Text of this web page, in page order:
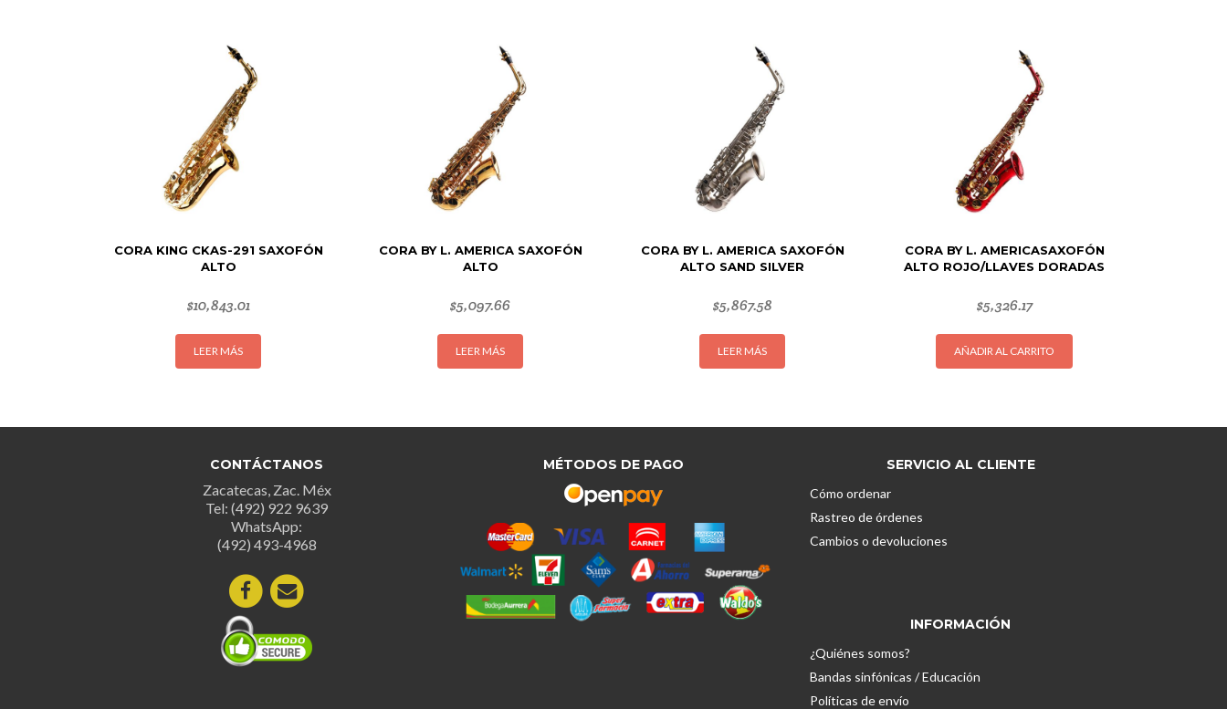
CORA KING CKAS-291 SAXOFÓN
ALTO
$10,843.01
LEER MÁS
CORA BY L. AMERICA SAXOFÓN
ALTO
$5,097.66
LEER MÁS
CORA BY L. AMERICA SAXOFÓN
ALTO SAND SILVER
$5,867.58
LEER MÁS
CORA BY L. AMERICASAXOFÓN
ALTO ROJO/LLAVES DORADAS
$5,326.17
AÑADIR AL CARRITO
CONTÁCTANOS
Zacatecas, Zac. Méx
Tel: (492) 922 9639
WhatsApp:
(492) 493-4968
MÉTODOS DE PAGO SERVICIO AL CLIENTE
Cómo ordenar
Rastreo de órdenes
Cambios o devoluciones
INFORMACIÓN
¿Quiénes somos?
Bandas sinfónicas / Educación
Políticas de envío